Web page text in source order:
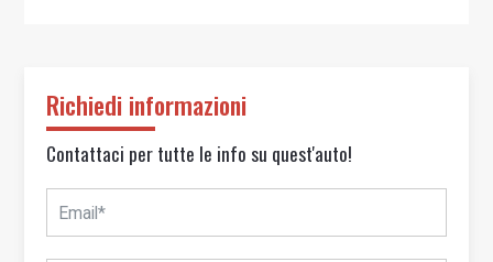
Richiedi informazioni
Contattaci per tutte le info su quest'auto!